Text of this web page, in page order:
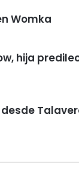
Womka
hija
desde